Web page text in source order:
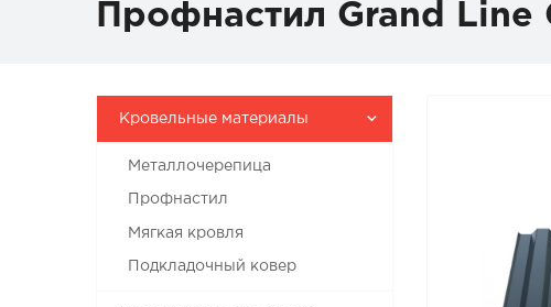
Профнастил Grand Line
Кровельные материалы
Металлочерепица
Профнастил
Мягкая кровля
Подкладочный ковер